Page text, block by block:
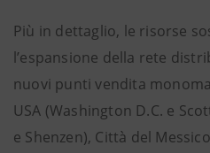
Più in dettaglio, le risorse
l’espansione della rete
nuovi punti vendita
USA (Washington D.C. e
e Shenzen), Città del